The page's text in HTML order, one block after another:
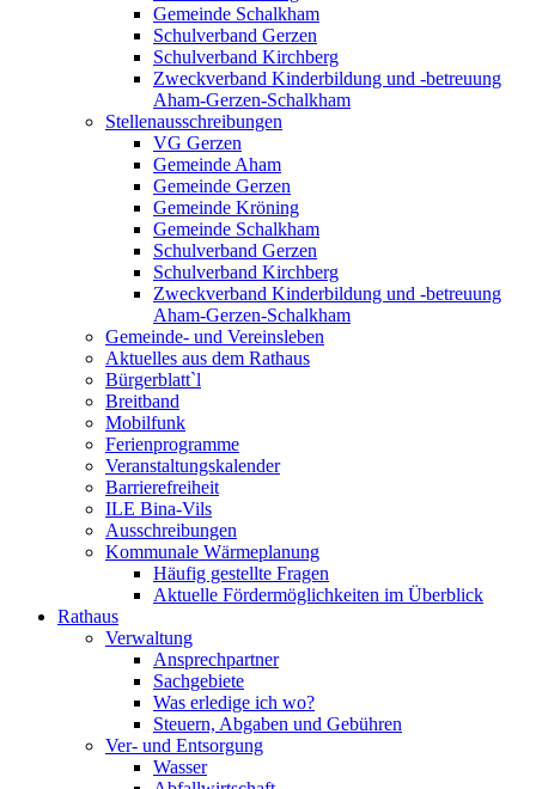
Gemeinde Schalkham
Schulverband Gerzen
Schulverband Kirchberg
Zweckverband Kinderbildung und -betreuung
Aham-Gerzen-Schalkham
Stellenausschreibungen
VG Gerzen
Gemeinde Aham
Gemeinde Gerzen
Gemeinde Kröning
Gemeinde Schalkham
Schulverband Gerzen
Schulverband Kirchberg
Zweckverband Kinderbildung und -betreuung
Aham-Gerzen-Schalkham
Gemeinde- und Vereinsleben
Aktuelles aus dem Rathaus
Bürgerblatt`l
Breitband
Mobilfunk
Ferienprogramme
Veranstaltungskalender
Barrierefreiheit
ILE Bina-Vils
Ausschreibungen
Kommunale Wärmeplanung
Häufig gestellte Fragen
Aktuelle Fördermöglichkeiten im Überblick
Rathaus
Verwaltung
Ansprechpartner
Sachgebiete
Was erledige ich wo?
Steuern, Abgaben und Gebühren
Ver- und Entsorgung
Wasser